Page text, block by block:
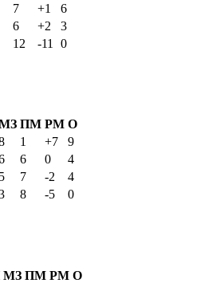
7 +1
6
6 +2
3
12 -11
0
ПМ РМ О
1 +7
9
6 0
4
5 7 -2
4
8 -5
0
МЗ ПМ РМ О